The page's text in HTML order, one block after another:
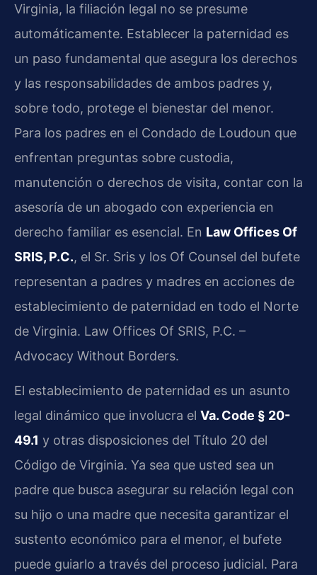
Virginia, la filiación legal no se presume
automáticamente. Establecer la paternidad es
un paso fundamental que asegura los derechos
y las responsabilidades de ambos padres y,
sobre todo, protege el bienestar del menor.
Para los padres en el Condado de Loudoun que
enfrentan preguntas sobre custodia,
manutención o derechos de visita, contar con la
asesoría de un abogado con experiencia en
derecho familiar es esencial. En Law Offices Of
SRIS, P.C., el Sr. Sris y los Of Counsel del bufete
representan a padres y madres en acciones de
establecimiento de paternidad en todo el Norte
de Virginia. Law Offices Of SRIS, P.C. –
Advocacy Without Borders.
El establecimiento de paternidad es un asunto
legal dinámico que involucra el Va. Code § 20-
49.1 y otras disposiciones del Título 20 del
Código de Virginia. Ya sea que usted sea un
padre que busca asegurar su relación legal con
su hijo o una madre que necesita garantizar el
sustento económico para el menor, el bufete
puede guiarlo a través del proceso judicial. Para